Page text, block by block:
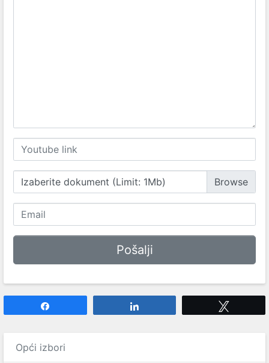
Izaberite dokument (Limit: 1Mb)
Opći izbori